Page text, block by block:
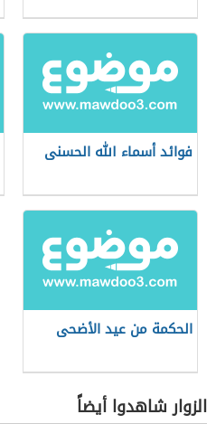
فوائد أسماء الله الحسنى
الحكمة من عيد الأضحى
الزوار شاهدوا أيضاً